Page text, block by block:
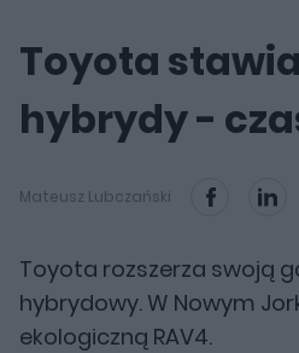
Toyota
hybrydy -
Mateusz Lubczański
Toyota rozszerza swoją
hybrydowy. W Nowym
ekologiczną RAV4.